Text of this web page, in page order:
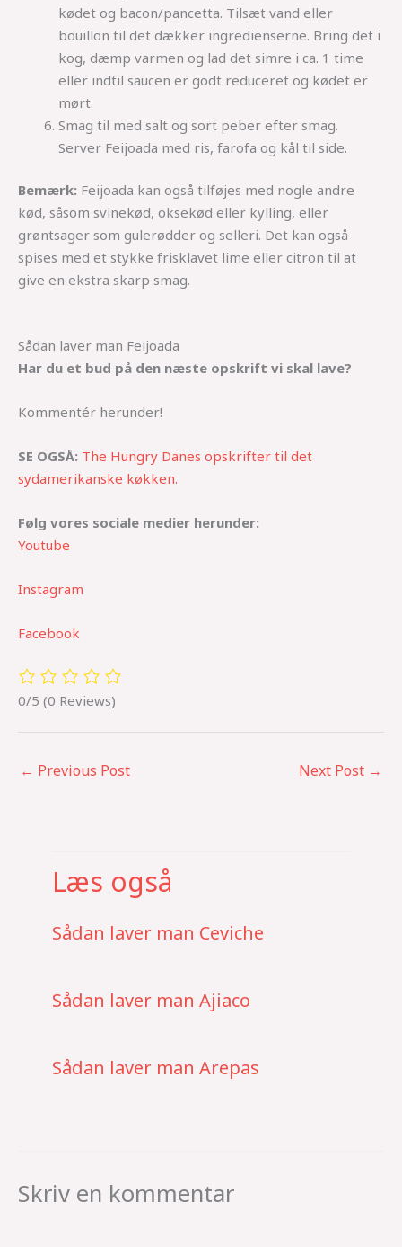
kødet og bacon/pancetta. Tilsæt vand eller
bouillon til det dækker ingredienserne. Bring det i
kog, dæmp varmen og lad det simre i ca. 1 time
eller indtil saucen er godt reduceret og kødet er
mørt.
Smag til med salt og sort peber efter smag.
Server Feijoada med ris, farofa og kål til side.
Bemærk: Feijoada kan også tilføjes med nogle andre
kød, såsom svinekød, oksekød eller kylling, eller
grøntsager som gulerødder og selleri. Det kan også
spises med et stykke frisklavet lime eller citron til at
give en ekstra skarp smag.
Sådan laver man Feijoada
Har du et bud på den næste opskrift vi skal lave?
Kommentér herunder!
SE OGSÅ: The Hungry Danes opskrifter til det
sydamerikanske køkken.
Følg vores sociale medier herunder:
Youtube
Instagram
Facebook
0/5 (0 Reviews)
← Previous Post Next Post →
Læs også
Sådan laver man Ceviche
Sådan laver man Ajiaco
Sådan laver man Arepas
Skriv en kommentar